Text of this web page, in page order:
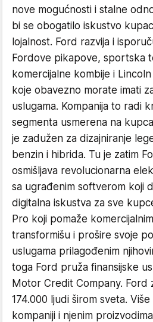
nove mogućnosti i stalne
bi se obogatilo iskustvo
lojalnost. Ford razvija i
Fordove pikapove, sportska
komercijalne kombije i
koje obavezno morate imati
uslugama. Kompanija to radi
segmenta usmerena na
je zadužen za dizajniranje
benzin i hibrida. Tu je zatim
osmišljava revolucionarna
sa ugrađenim softverom koji
digitalna iskustva za sve
Pro koji pomaže
transformišu i prošire svoje
uslugama prilagođenim
toga Ford pruža finansijske
Motor Credit Company. Ford
174.000 ljudi širom sveta.
kompaniji i njenim